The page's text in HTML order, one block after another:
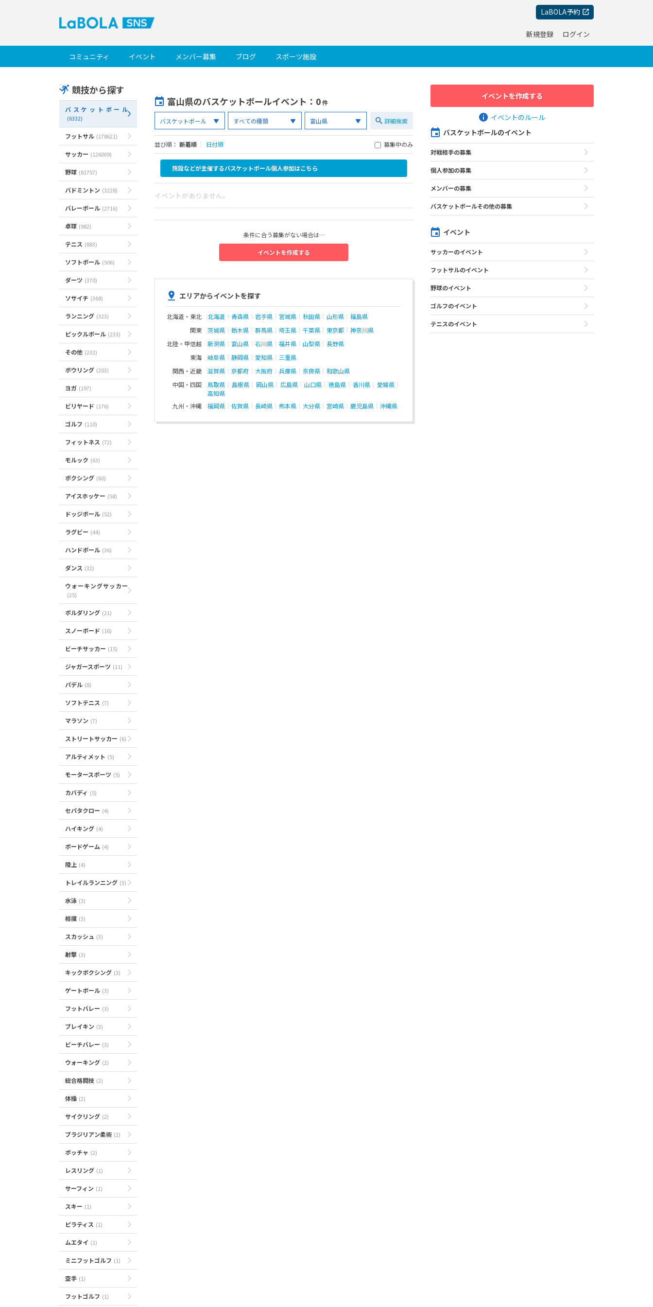
LaBOLA予約
新規登録 ログイン
コミュニティ イベント メンバー募集 ブログ スポーツ施設
競技から探す
バスケットボール
(6332)
フットサル (178621)
サッカー (126069)
野球 (81757)
バドミントン (3228)
バレーボール (2716)
卓球 (982)
テニス (883)
ソフトボール (506)
ダーツ (370)
ソサイチ (368)
ランニング (323)
ピックルボール (233)
その他 (232)
ボウリング (203)
ヨガ (197)
ビリヤード (176)
ゴルフ (110)
フィットネス (72)
モルック (63)
ボクシング (60)
アイスホッケー (58)
ドッジボール (52)
ラグビー (44)
ハンドボール (36)
ダンス (32)
ウォーキングサッカー
(25)
ボルダリング (21)
スノーボード (16)
ビーチサッカー (15)
ジャガースポーツ (11)
パデル (8)
ソフトテニス (7)
マラソン (7)
ストリートサッカー (6)
アルティメット (5)
モータースポーツ (5)
カバディ (5)
セパタクロー (4)
ハイキング (4)
ボードゲーム (4)
陸上 (4)
トレイルランニング (3)
水泳 (3)
相撲 (3)
スカッシュ (3)
射撃 (3)
キックボクシング (3)
ゲートボール (3)
フットバレー (3)
ブレイキン (3)
ビーチバレー (3)
ウォーキング (2)
総合格闘技 (2)
体操 (2)
サイクリング (2)
ブラジリアン柔術 (2)
ボッチャ (2)
レスリング (1)
サーフィン (1)
スキー (1)
ピラティス (1)
ムエタイ (1)
ミニフットゴルフ (1)
空手 (1)
フットゴルフ (1)
富山県のバスケットボールイベント ：0件
詳細検索
並び順： 新着順 ｜ 日付順 募集中のみ
施設などが主催するバスケットボール個人参加はこちら
イベントがありません。
条件に合う募集がない場合は…
イベントを作成する
エリアからイベントを探す
北海道・東北 北海道 青森県 岩手県 宮城県 秋田県 山形県
福島県
関東
茨城県 栃木県 群馬県 埼玉県 千葉県 東京都
神奈川県
北陸・甲信越
新潟県 富山県 石川県 福井県 山梨県
長野県
東海
岐阜県 静岡県 愛知県
三重県
関西・近畿
滋賀県 京都府 大阪府 兵庫県 奈良県
和歌山県
中国・四国
鳥取県 島根県 岡山県 広島県 山口県 徳島県 香川県
愛媛県
高知県
九州・沖縄
福岡県 佐賀県 長崎県 熊本県 大分県 宮崎県 鹿児島県 沖縄県
イベントを作成する
イベントのルール
バスケットボールのイベント
対戦相手の募集
個人参加の募集
メンバーの募集
バスケットボールその他の募集
イベント
サッカーのイベント
フットサルのイベント
野球のイベント
ゴルフのイベント
テニスのイベント